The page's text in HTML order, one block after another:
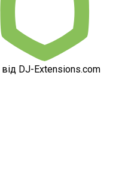
від DJ-Extensions.com